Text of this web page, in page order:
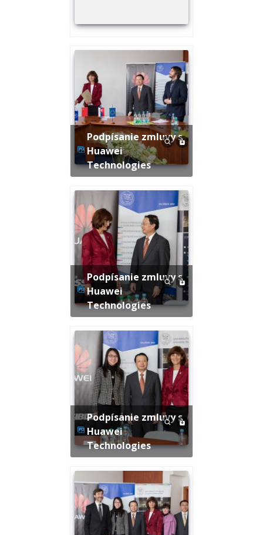
Podpísanie zmluvy s
Huawei
Technologies
Podpísanie zmluvy s
Huawei
Technologies
Podpísanie zmluvy s
Huawei
Technologies